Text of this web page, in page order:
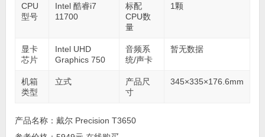
CPU
型号
Intel 酷睿i7
11700
标配
CPU数
量
1颗
显卡
芯片
Intel UHD
Graphics 750
音频系
统/声卡
暂无数据
机箱
类型
立式
产品尺
寸
345×335×176.6mm
产品名称：戴尔 Precision T3650